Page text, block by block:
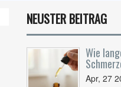
NEUSTER BEITRAG
Wie
Apr, 27